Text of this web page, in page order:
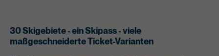
30 Skigebiete - ein Skipass - viele
maßgeschneiderte Ticket-Varianten